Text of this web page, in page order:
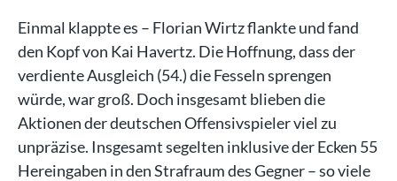
Einmal klappte es – Florian Wirtz flankte und fand
den Kopf von Kai Havertz. Die Hoffnung, dass der
verdiente Ausgleich (54.) die Fesseln sprengen
würde, war groß. Doch insgesamt blieben die
Aktionen der deutschen Offensivspieler viel zu
unpräzise. Insgesamt segelten inklusive der Ecken 55
Hereingaben in den Strafraum des Gegner – so viele